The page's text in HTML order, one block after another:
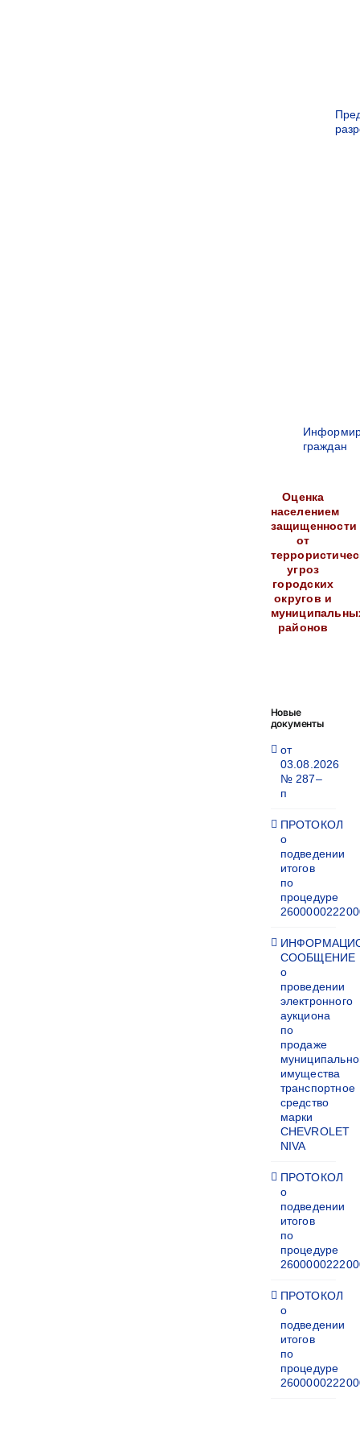
граждан
Оценка
населением
защищенности
от
угроз
городских
округов и
районов
Новые
документы
от
03.08.2026
№ 287–
п
ПРОТОКОЛ
о
подведении
итогов
по
процедуре
СООБЩЕНИЕ
о
проведении
электронного
аукциона
по
продаже
имущества
транспортное
средство
марки
CHEVROLET
NIVA
ПРОТОКОЛ
о
подведении
итогов
по
процедуре
ПРОТОКОЛ
о
подведении
итогов
по
процедуре